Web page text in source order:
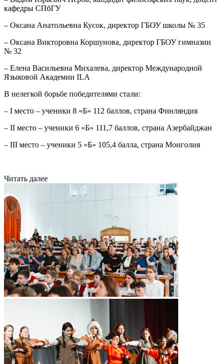
кафедры СПбГУ
– Оксана Анатольевна Кусок, директор ГБОУ школы № 35
– Оксана Викторовна Коршунова, директор ГБОУ гимназии
№ 32
– Елена Васильевна Михалева, директор Международной
Языковой Академии ILA
В нелегкой борьбе победителями стали:
– I место – ученики 8 «Б» 112 баллов, страна Финляндия
– II место – ученики 6 «Б» 111,7 баллов, страна Азербайджан
– III место – ученики 5 «Б» 105,4 балла, страна Монголия
Читать далее